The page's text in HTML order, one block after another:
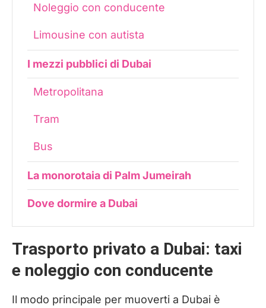
Noleggio con conducente
Limousine con autista
I mezzi pubblici di Dubai
Metropolitana
Tram
Bus
La monorotaia di Palm Jumeirah
Dove dormire a Dubai
Trasporto privato a Dubai: taxi
e noleggio con conducente
Il modo principale per muoverti a Dubai è